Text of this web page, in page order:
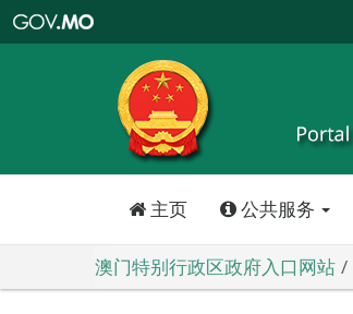
特
政
区
政
口
主页 公共服务
澳门特别行政区政府入口网站